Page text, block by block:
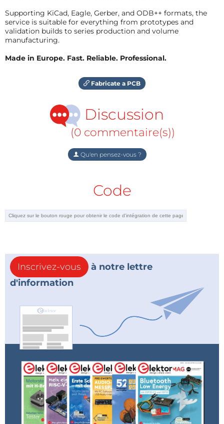
Supporting KiCad, Eagle, Gerber, and ODB++ formats, the
service is suitable for everything from prototypes and
validation builds to series production and volume
manufacturing.
Made in Europe. Fast. Reliable. Professional.
Fabricate a PCB
Discussion
(0 commentaire(s))
Qu'en pensez-vous ?
Code
Inscrivez-vous
à notre lettre
d'information